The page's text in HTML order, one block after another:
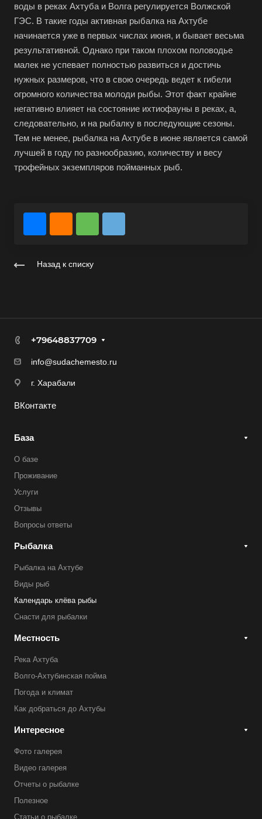
воды в реках Ахтуба и Волга регулируется Волжской
ГЭС. В такие годы активная рыбалка на Ахтубе
начинается уже в первых числах июня, и бывает весьма
результативной. Однако при таком плохом половодье
малек не успевает полностью развиться и достичь
нужных размеров, что в свою очередь ведет к гибели
огромного количества молоди рыбы. Этот факт крайне
негативно влияет на состояние ихтиофауны в реках, а,
следовательно, и на рыбалку в последующие сезоны.
Тем не менее, рыбалка на Ахтубе в июне является самой
лучшей в году по разнообразию, количеству и весу
трофейных экземпляров пойманных рыб.
Назад к списку
+79648837709
info@sudachemesto.ru
г. Харабали
ВКонтакте
База
О базе
Проживание
Услуги
Отзывы
Вопросы ответы
Рыбалка
Рыбалка на Ахтубе
Виды рыб
Календарь клёва рыбы
Снасти для рыбалки
Местность
Река Ахтуба
Волго-Ахтубинская пойма
Погода и климат
Как добраться до Ахтубы
Интересное
Фото галерея
Видео галерея
Отчеты о рыбалке
Полезное
Статьи о рыбалке